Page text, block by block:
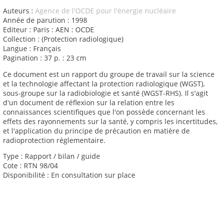
Auteurs : Agence de l'OCDE pour l'énergie nucléaire
Année de parution : 1998
Editeur : Paris : AEN : OCDE
Collection : (Protection radiologique)
Langue : Français
Pagination : 37 p. : 23 cm
Ce document est un rapport du groupe de travail sur la science
et la technologie affectant la protection radiologique (WGST),
sous-groupe sur la radiobiologie et santé (WGST-RHS). Il s'agit
d'un document de réflexion sur la relation entre les
connaissances scientifiques que l'on possède concernant les
effets des rayonnements sur la santé, y compris les incertitudes,
et l'application du principe de précaution en matière de
radioprotection réglementaire.
Type : Rapport / bilan / guide
Cote : RTN 98/04
Disponibilité : En consultation sur place